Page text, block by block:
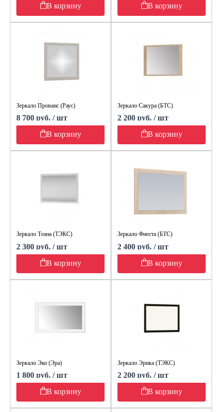
В корзину В корзину
Зеркало Прованс (Раус)
8 700 руб. / шт
В корзину
Зеркало Сакура (БТС)
2 200 руб. / шт
В корзину
Зеркало Теана (ТЭКС)
2 300 руб. / шт
В корзину
Зеркало Фиеста (БТС)
2 400 руб. / шт
В корзину
Зеркало Эко (Эра)
1 800 руб. / шт
В корзину
Зеркало Эрика (ТЭКС)
2 200 руб. / шт
В корзину